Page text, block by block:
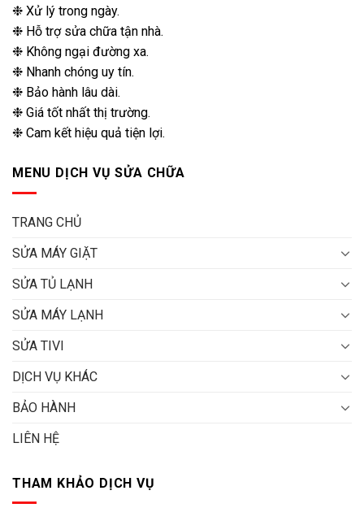
❉ Xử lý trong ngày.
❉ Hỗ trợ sửa chữa tận nhà.
❉ Không ngại đường xa.
❉ Nhanh chóng uy tín.
❉ Bảo hành lâu dài.
❉ Giá tốt nhất thị trường.
❉ Cam kết hiệu quả tiện lợi.
MENU DỊCH VỤ SỬA CHỮA
TRANG CHỦ
SỬA MÁY GIẶT
SỬA TỦ LẠNH
SỬA MÁY LẠNH
SỬA TIVI
DỊCH VỤ KHÁC
BẢO HÀNH
LIÊN HỆ
THAM KHẢO DỊCH VỤ